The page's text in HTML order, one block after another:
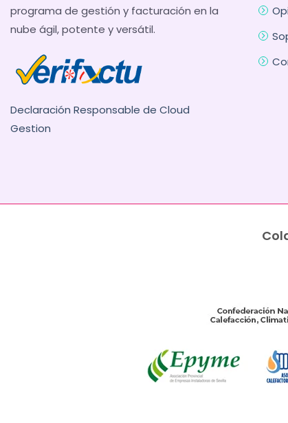
programa de gestión y facturación en la
nube ágil, potente y versátil.
Declaración Responsable de Cloud
Gestion